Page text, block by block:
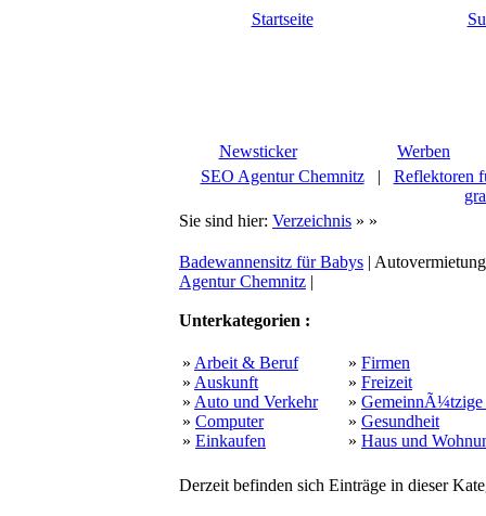
Startseite
Newsticker
Werben
SEO Agentur Chemnitz| Reflektoren
Sie sind hier: Verzeichnis » »
Badewannensitz für Babys |
Agentur Chemnitz |
Unterkategorien :
» Arbeit & Beruf
» Auskunft
» Auto und Verkehr
» Computer
» Einkaufen
» Firmen
» Freizeit
» GemeinnÃ¼tzige
» Gesundheit
» Haus und
Derzeit befinden sich Einträge in dieser